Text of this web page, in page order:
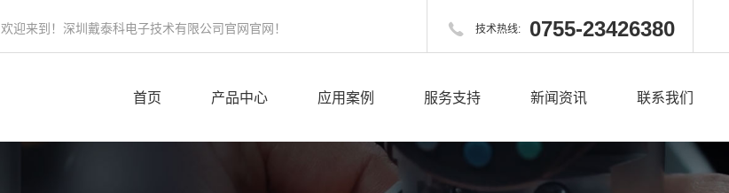
欢迎来到！深圳戴泰科电子技术有限公司官网官网！  技术热线: 0755-23426380
首页 产品中心 应用案例 服务支持 新闻资讯 联系我们